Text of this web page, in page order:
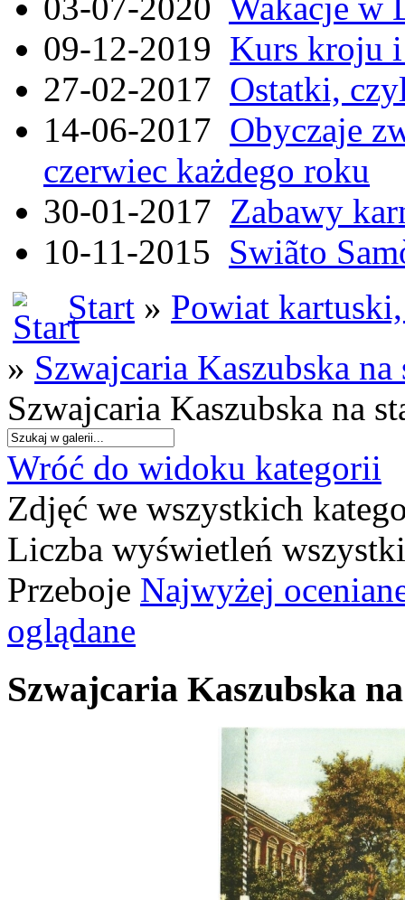
03-07-2020 Wakacje w
09-12-2019 Kurs kroju i
27-02-2017 Ostatki,
14-06-2017 Obyczaje
czerwiec każdego roku
30-01-2017 Zabawy
10-11-2015 Swiãto
Start » Powiat
» Szwajcaria Kaszubska
Szwajcaria Kaszubska na
Wróć do widoku kategorii
Zdjęć we wszystkich
Liczba wyświetleń
Przeboje Najwyżej
oglądane
Szwajcaria Kaszubska